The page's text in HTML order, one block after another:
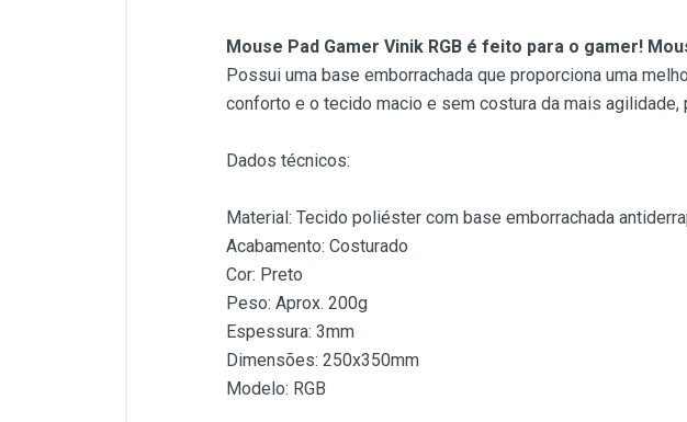
Mouse Pad Gamer Vinik RGB é feito para o gamer!
Possui uma base emborrachada que proporciona uma
conforto e o tecido macio e sem costura da mais
Dados técnicos:
Material: Tecido poliéster com base emborrachada
Acabamento: Costurado
Cor: Preto
Peso: Aprox. 200g
Espessura: 3mm
Dimensões: 250x350mm
Modelo: RGB